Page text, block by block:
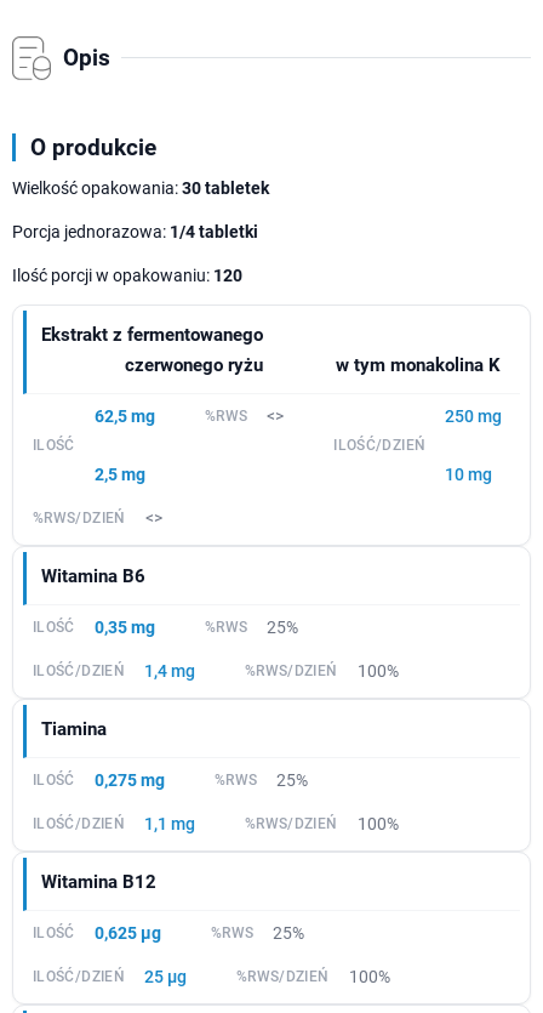
Opis
O produkcie
Wielkość opakowania:30 tabletek
Porcja jednorazowa: 1/4 tabletki
Ilość porcji w opakowaniu: 120
Ekstrakt z fermentowanego
czerwonego ryżu
w tym monakolina K
62,5 mg
2,5 mg
<> 250 mg
10 mg
<>
Witamina B6
0,35 mg 25%
1,4 mg 100%
Tiamina
0,275 mg 25%
1,1 mg 100%
Witamina B12
0,625 µg 25%
25 µg 100%